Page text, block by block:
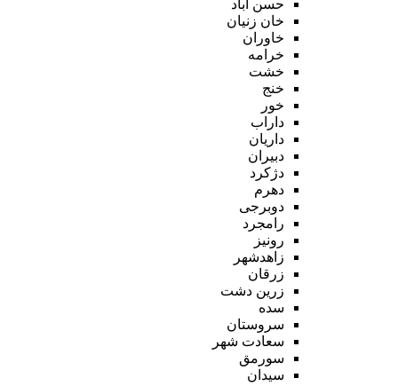
حسن آباد
خان زنیان
خاوران
خرامه
خشت
خنج
خور
داراب
داریان
دبیران
دژکرد
دهرم
دوبرجی
رامجرد
رونیز
زاهدشهر
زرقان
زرین دشت
سده
سروستان
سعادت شهر
سورمق
سیدان